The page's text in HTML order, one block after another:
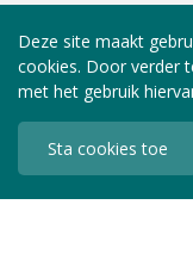
Deze site maakt
cookies. Door verder
met het gebruik
Sta cookies toe